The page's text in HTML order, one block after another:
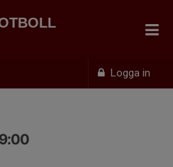
Logga in